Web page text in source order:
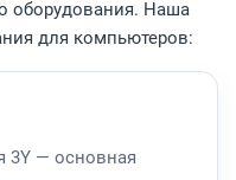
оборудования. Наша
для компьютеров:
3Y — основная